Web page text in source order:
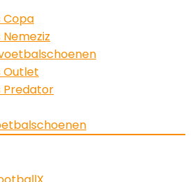
Copa
Outlet
Predator